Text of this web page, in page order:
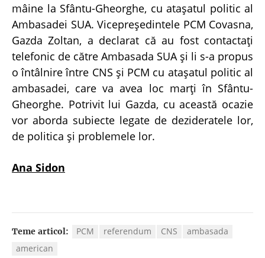
mâine la Sfântu-Gheorghe, cu ataşatul politic al
Ambasadei SUA. Vicepreşedintele PCM Covasna,
Gazda Zoltan, a declarat că au fost contactaţi
telefonic de către Ambasada SUA şi li s-a propus
o întâlnire între CNS şi PCM cu ataşatul politic al
ambasadei, care va avea loc marţi în Sfântu-
Gheorghe. Potrivit lui Gazda, cu această ocazie
vor aborda subiecte legate de dezideratele lor,
de politica şi problemele lor.
Ana Sidon
Teme articol: PCM referendum CNS
ambasada
american